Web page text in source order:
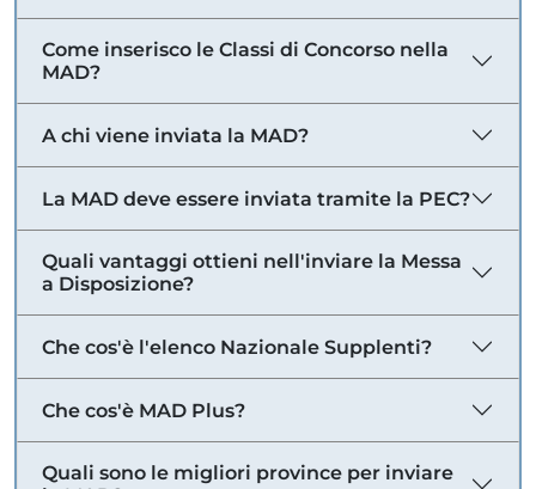
Come inserisco le Classi di Concorso nella
MAD?
A chi viene inviata la MAD?
La MAD deve essere inviata tramite la PEC?
Quali vantaggi ottieni nell'inviare la Messa
a Disposizione?
Che cos'è l'elenco Nazionale Supplenti?
Che cos'è MAD Plus?
Quali sono le migliori province per inviare